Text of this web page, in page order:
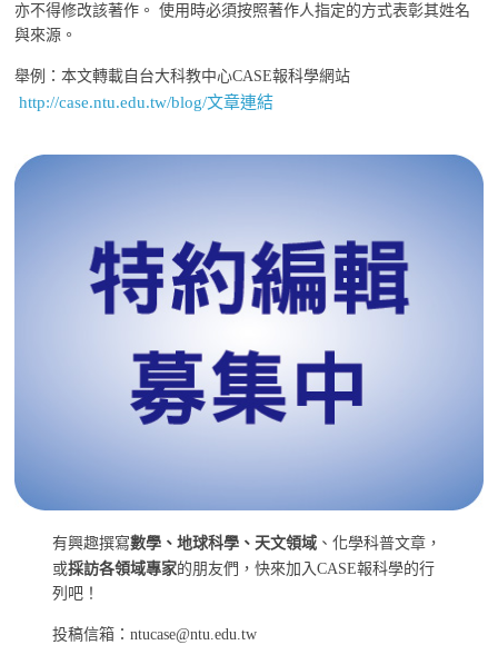
亦不得修改該著作。 使用時必須按照著作人指定的方式表彰其姓名
與來源。
舉例：本文轉載自台大科教中心CASE報科學網站
http://case.ntu.edu.tw/blog/文章連結
有興趣撰寫數學、地球科學、天文領域 、化學科普文章，
或採訪各領域專家的朋友們，快來加入CASE報科學的行
列吧！
投稿信箱：ntucase@ntu.edu.tw